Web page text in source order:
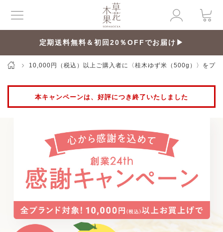
定期送料無料＆初回20％OFFでお届け▶
10,000円（税込）以上ご購入者に〈桂木ゆず米（500g）〉をプ
本キャンペーンは、好評につき終了いたしました